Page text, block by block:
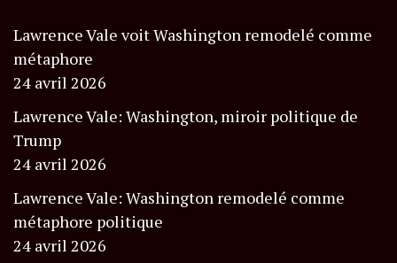
Lawrence Vale voit Washington remodelé comme
métaphore
24 avril 2026
Lawrence Vale: Washington, miroir politique de
Trump
24 avril 2026
Lawrence Vale: Washington remodelé comme
métaphore politique
24 avril 2026